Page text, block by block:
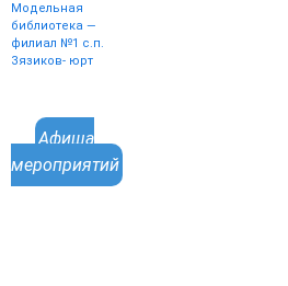
Модельная
библиотека —
филиал №1 с.п.
Зязиков- юрт
Афиша
мероприятий